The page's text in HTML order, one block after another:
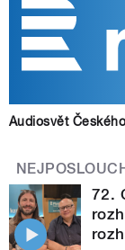
Audiosvět
72.